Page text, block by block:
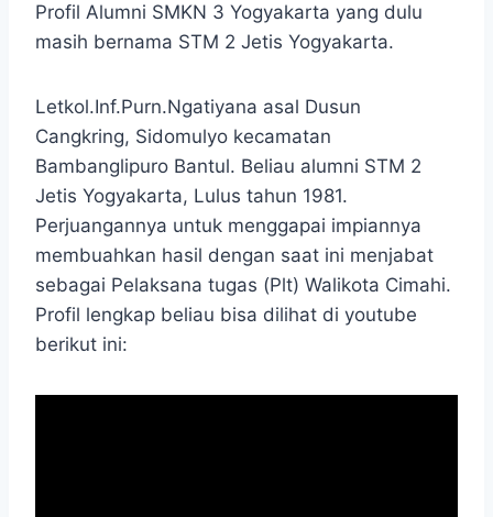
Profil Alumni SMKN 3 Yogyakarta yang dulu
masih bernama STM 2 Jetis Yogyakarta.
Letkol.Inf.Purn.Ngatiyana asal Dusun
Cangkring, Sidomulyo kecamatan
Bambanglipuro Bantul. Beliau alumni STM 2
Jetis Yogyakarta, Lulus tahun 1981.
Perjuangannya untuk menggapai impiannya
membuahkan hasil dengan saat ini menjabat
sebagai Pelaksana tugas (Plt) Walikota Cimahi.
Profil lengkap beliau bisa dilihat di youtube
berikut ini: